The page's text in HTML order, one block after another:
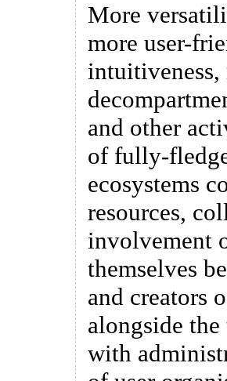
More
more user-
and other
of fully-
ecosystems
resources,
involvement
themselves
and creators
alongside
with